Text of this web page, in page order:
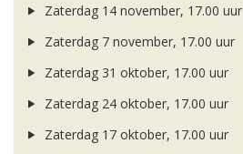
Zaterdag 14 november, 17.00 uur
Zaterdag 7 november, 17.00 uur
Zaterdag 31 oktober, 17.00 uur
Zaterdag 24 oktober, 17.00 uur
Zaterdag 17 oktober, 17.00 uur